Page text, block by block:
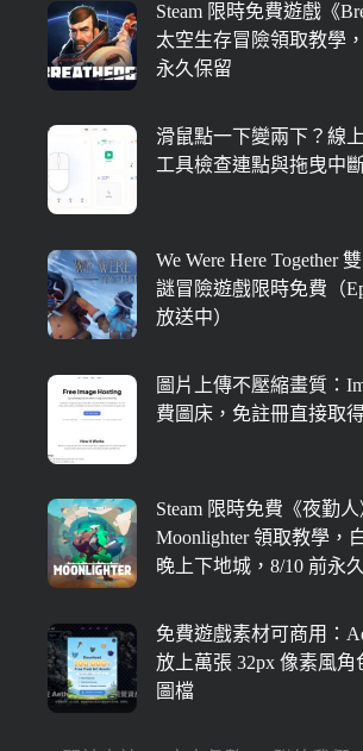
Steam 限時免費遊戲《
太空生存冒險領取教學
永久保留
滑鼠點一下變兩下？線
工具檢查連點與拖曳中
We Were Here Together
謎冒險遊戲限時免費（
放送中）
圖片上傳不壓縮畫質：
費圖床，免註冊直接取
Steam 限時免費《夜勤人
Moonlighter 領取教學，
晚上下地城，8/10 前永
免費遊戲素材可商用：
放上萬張 32px 像素風角
圖檔